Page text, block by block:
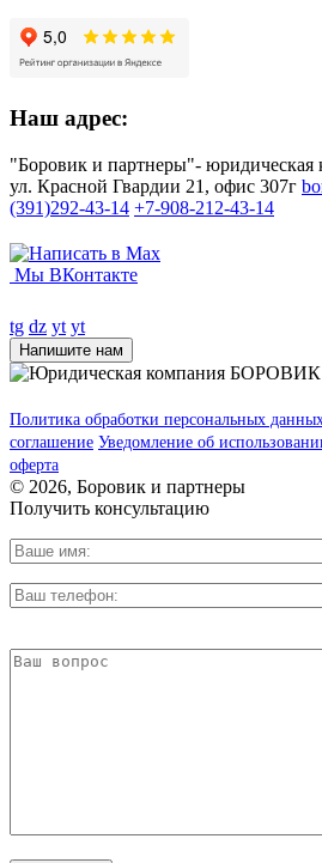
Наш адрес:
"Боровик и партнеры"- юридическая
ул. Красной Гвардии 21, офис 307г
(391)292-43-14 +7-908-212-43-14
Мы ВКонтакте
tg dz yt yt
Напишите нам
Политика обработки персональных
соглашение Уведомление об
оферта
© 2026, Боровик и партнеры
Получить консультацию